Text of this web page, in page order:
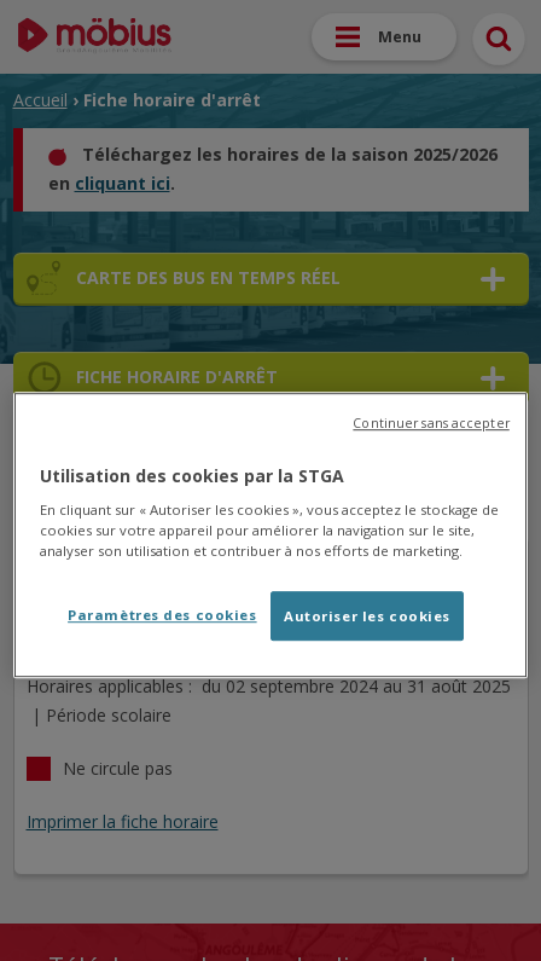
Menu
Accueil › Fiche horaire d'arrêt
Téléchargez les horaires de la saison 2025/2026
en cliquant ici.
CARTE DES BUS EN TEMPS RÉEL
FICHE HORAIRE D'ARRÊT
➜
➜
Cet arrêt n'est pas desservi pour le jour sélectionné.
Horaires applicables : du 02 septembre 2024 au 31 août 2025
| Période scolaire
Ne circule pas
Imprimer la fiche horaire
Utilisation des cookies par la STGA
En cliquant sur « Autoriser les cookies », vous acceptez le stockage de
cookies sur votre appareil pour améliorer la navigation sur le site,
analyser son utilisation et contribuer à nos efforts de marketing.
Autoriser les cookies
Paramètres des cookies
Continuer sans accepter